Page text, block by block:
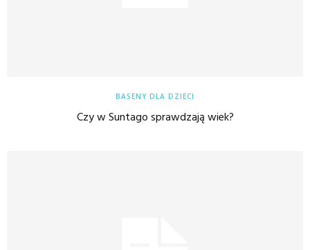
BASENY DLA DZIECI
Czy w Suntago sprawdzają wiek?